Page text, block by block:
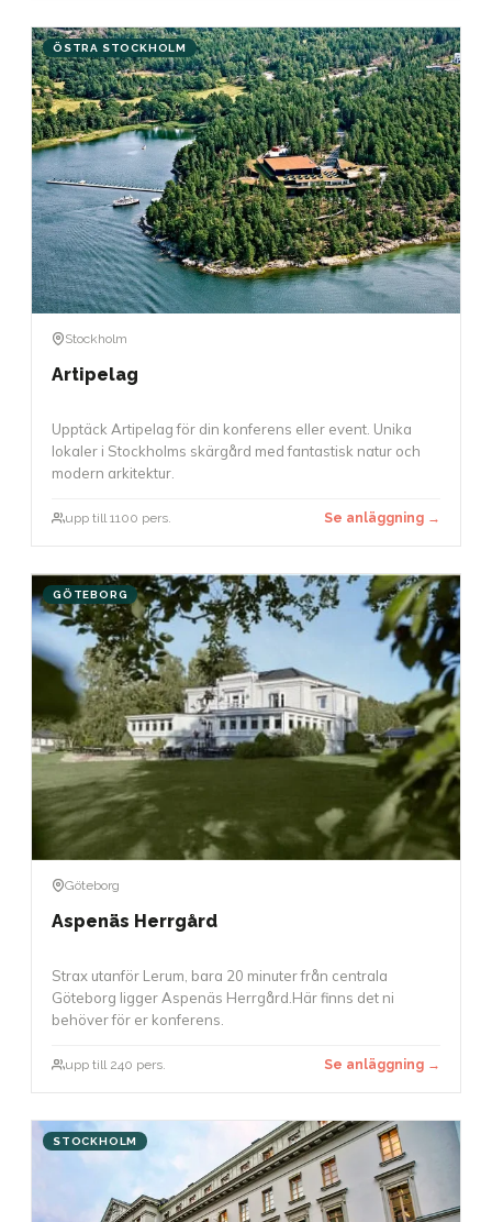
ÖSTRA STOCKHOLM
Stockholm
Artipelag
Upptäck Artipelag för din konferens eller event. Unika
lokaler i Stockholms skärgård med fantastisk natur och
modern arkitektur.
upp till 1100 pers. Se anläggning →
GÖTEBORG
Göteborg
Aspenäs Herrgård
Strax utanför Lerum, bara 20 minuter från centrala
Göteborg ligger Aspenäs Herrgård.Här finns det ni
behöver för er konferens.
upp till 240 pers. Se anläggning →
STOCKHOLM